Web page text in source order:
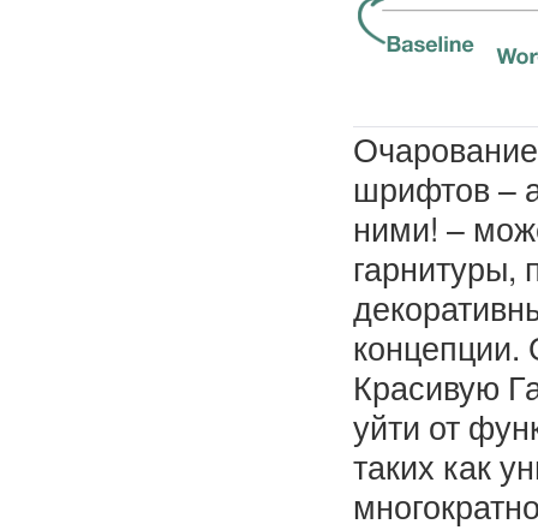
шрифтов –
ними! –
гарнитуры,
Красивую
уйти от
таких как